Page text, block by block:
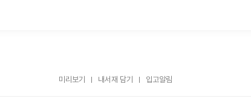
미리보기 내서재 담기 입고알림